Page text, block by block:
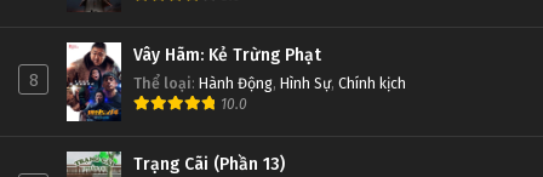
8
Vây Hãm: Kẻ Trừng Phạt
Thể loại: Hành Động, Hình Sự, Chính kịch
10.0
Trạng Cãi (Phần 13)